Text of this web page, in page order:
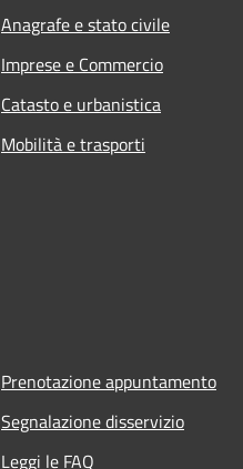
Anagrafe e stato civile
Imprese e Commercio
Catasto e urbanistica
Mobilità e trasporti
Prenotazione appuntamento
Segnalazione disservizio
Leggi le FAQ